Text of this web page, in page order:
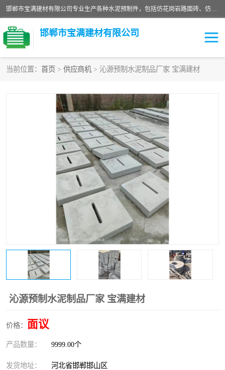
邯郸市宝满建材有限公司专业生产各种水泥预制件，包括仿花岗岩路面砖、仿花岗岩人行道砖、仿花岗岩路侧石、烧结砖、植草砖、码头砖连锁块、仿花岗岩路侧石、沙井盖、水泥盖板等各种水泥制品
邯郸市宝满建材有限公司
当前位置： 首页 > 供应商机 > 沁源预制水泥制品厂家 宝满建材
沁源预制水泥制品厂家 宝满建材
价格： 面议
产品数量： 9999.00个
发货地址： 河北省邯郸邯山区
混凝土路沿石
便道砖
花岗岩路岩石 盲道砖
pc仿石砖